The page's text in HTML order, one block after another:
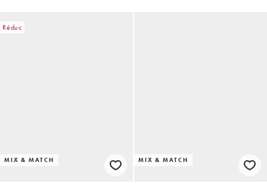
Réduc
MIX & MATCH MIX & MATCH